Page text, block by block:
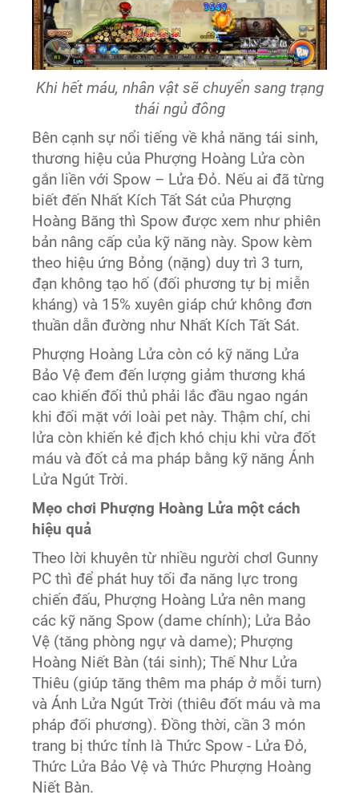
Khi hết máu, nhân vật sẽ chuyển sang trạng
thái ngủ đông
Bên cạnh sự nổi tiếng về khả năng tái sinh,
thương hiệu của Phượng Hoàng Lửa còn
gắn liền với Spow – Lửa Đỏ. Nếu ai đã từng
biết đến Nhất Kích Tất Sát của Phượng
Hoàng Băng thì Spow được xem như phiên
bản nâng cấp của kỹ năng này. Spow kèm
theo hiệu ứng Bỏng (nặng) duy trì 3 turn,
đạn không tạo hố (đối phương tự bị miễn
kháng) và 15% xuyên giáp chứ không đơn
thuần dẫn đường như Nhất Kích Tất Sát.
Phượng Hoàng Lửa còn có kỹ năng Lửa
Bảo Vệ đem đến lượng giảm thương khá
cao khiến đối thủ phải lắc đầu ngao ngán
khi đối mặt với loài pet này. Thậm chí, chi
lửa còn khiến kẻ địch khó chịu khi vừa đốt
máu và đốt cả ma pháp bằng kỹ năng Ánh
Lửa Ngút Trời.
Mẹo chơi Phượng Hoàng Lửa một cách
hiệu quả
Theo lời khuyên từ nhiều người chơI Gunny
PC thì để phát huy tối đa năng lực trong
chiến đấu, Phượng Hoàng Lửa nên mang
các kỹ năng Spow (dame chính); Lửa Bảo
Vệ (tăng phòng ngự và dame); Phượng
Hoàng Niết Bàn (tái sinh); Thế Như Lửa
Thiêu (giúp tăng thêm ma pháp ở mỗi turn)
và Ánh Lửa Ngút Trời (thiêu đốt máu và ma
pháp đối phương). Đồng thời, cần 3 món
trang bị thức tỉnh là Thức Spow - Lửa Đỏ,
Thức Lửa Bảo Vệ và Thức Phượng Hoàng
Niết Bàn.